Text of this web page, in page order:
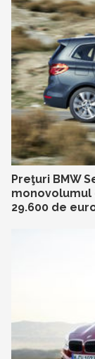
Preţuri BMW
monovolumul
29.600 de